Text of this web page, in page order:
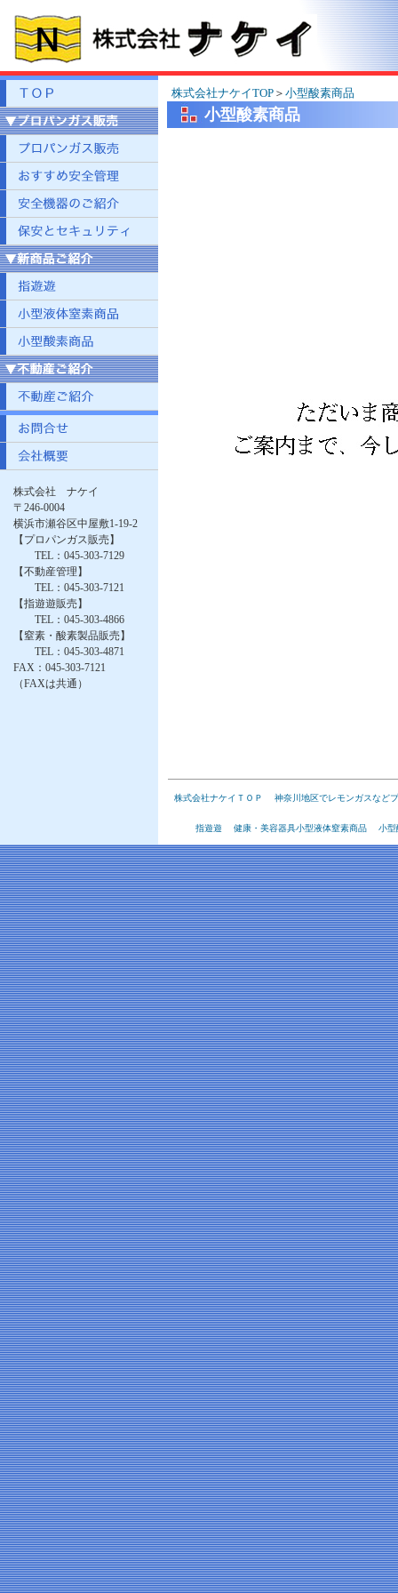
株式会社ナケイTOP ＞ 小型酸素商品
小型酸素商品
株式会社ナケイＴＯＰ 神奈川地区でレモンガスなど
指遊遊 健康・美容器具小型液体窒素商品 小型
株式会社 ナケイ
〒246-0004
横浜市瀬谷区中屋敷1-19-2
【プロパンガス販売】
TEL：045-303-7129
【不動産管理】
TEL：045-303-7121
【指遊遊販売】
TEL：045-303-4866
【窒素・酸素製品販売】
TEL：045-303-4871
FAX：045-303-7121
（FAXは共通）